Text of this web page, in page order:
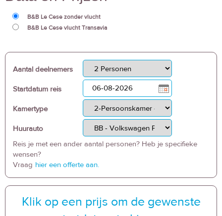
B&B Le Cese zonder vlucht
B&B Le Cese vlucht Transavia
Aantal deelnemers
Startdatum reis
Kamertype
Huurauto
Reis je met een ander aantal personen? Heb je specifieke
wensen?
Vraag hier een offerte aan.
Klik op een prijs om de gewenste